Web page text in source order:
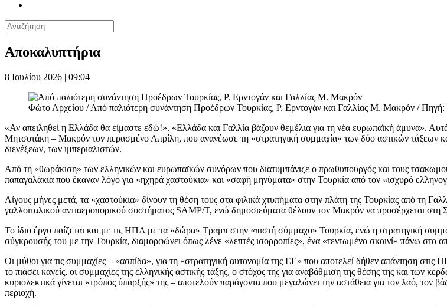
Αποκαλυπτήρια
8 Ιουλίου 2026 | 09:04
Φώτο Αρχείου / Από παλιότερη συνάντηση Προέδρων Τουρκίας, Ρ. Ερντογάν και Γαλλίας Μ. Μακρόν /
«Αν απειληθεί η Ελλάδα θα είμαστε εδώ!». «Ελλάδα και Γαλλία βάζουν θεμέλια για τη νέα ευρωπαϊκή άμυνα».
Μητσοτάκη – Μακρόν τον περασμένο Απρίλη, που ανανέωσε τη «στρατηγική συμμαχία» των δύο αστικών τάξεων
διενέξεων, των ιμπεριαλιστών.
Από τη «θωράκιση» των ελληνικών και ευρωπαϊκών συνόρων που διατυμπάνιζε ο πρωθυπουργός και τους
παπαγαλάκια που έκαναν λόγο για «ηχηρά χαστούκια» και «σαφή μηνύματα» στην Τουρκία από τον «ισχυρό
Λίγους μήνες μετά, τα «χαστούκια» δίνουν τη θέση τους στα φιλικά χτυπήματα στην πλάτη της Τουρκίας από τη
γαλλοϊταλικού αντιαεροπορικού συστήματος SAMP/T, ενώ δημοσιεύματα θέλουν τον Μακρόν να προσέρχεται
Το ίδιο έργο παίζεται και με τις ΗΠΑ με τα «δώρα» Τραμπ στην «πιστή σύμμαχο» Τουρκία, ενώ η στρατηγική
σύγκρουσής του με την Τουρκία, διαμορφώνει όπως λένε «λεπτές ισορροπίες», ένα «τεντωμένο σκοινί» πάνω στο
Οι μύθοι για τις συμμαχίες – «ασπίδα», για τη «στρατηγική αυτονομία της ΕΕ» που αποτελεί δήθεν απάντηση
το πιάσει κανείς, οι συμμαχίες της ελληνικής αστικής τάξης, ο στόχος της για αναβάθμιση της θέσης της και
κυριολεκτικά γίνεται «τρόπος ύπαρξής» της – αποτελούν παράγοντα που μεγαλώνει την αστάθεια για τον λαό,
περιοχή.